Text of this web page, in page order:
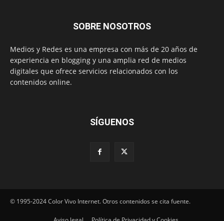
SOBRE NOSOTROS
Medios y Redes es una empresa con más de 20 años de
experiencia en blogging y una amplia red de medios
digitales que ofrece servicios relacionados con los
contenidos online.
SÍGUENOS
© 1995-2024 Color Vivo Internet. Otros contenidos se cita fuente.